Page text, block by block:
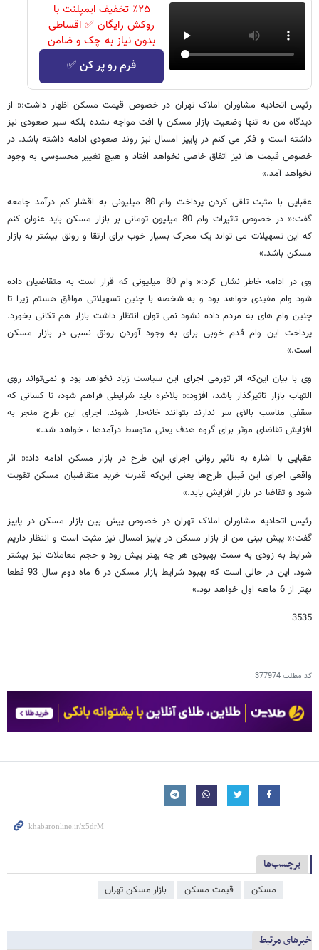
٪۲۵ تخفیف ایمپلنت با
روکش رایگان ✅ اقساطی
بدون نیاز به چک و ضامن
فرم رو پر کن ✅
رئیس اتحادیه مشاوران املاک تهران در خصوص قیمت مسکن اظهار داشت:« از
دیدگاه من نه تنها وضعیت بازار مسکن با افت مواجه نشده بلکه سیر صعودی نیز
داشته است و فکر می کنم در پاییز امسال نیز روند صعودی ادامه داشته باشد. در
خصوص قیمت ها نیز اتفاق خاصی نخواهد افتاد و هیچ تغییر محسوسی به وجود
نخواهد آمد.»
عقبایی با مثبت تلقی کردن پرداخت وام 80 میلیونی به اقشار کم درآمد جامعه
گفت:« در خصوص تاثیرات وام 80 میلیون تومانی بر بازار مسکن باید عنوان کنم
که این تسهیلات می تواند یک محرک بسیار خوب برای ارتقا و رونق بیشتر به بازار
مسکن باشد.»
وی در ادامه خاطر نشان کرد:« وام 80 میلیونی که قرار است به متقاضیان داده
شود وام مفیدی خواهد بود و به شخصه با چنین تسهیلاتی موافق هستم زیرا تا
چنین وام های به مردم داده نشود نمی توان انتظار داشت بازار هم تکانی بخورد.
پرداخت این وام قدم خوبی برای به وجود آوردن رونق نسبی در بازار مسکن
است.»
وی با بیان این‌که اثر تورمی اجرای این سیاست زیاد نخواهد بود و نمی‌تواند روی
التهاب بازار تاثیر‌گذار باشد، افزود:« بلاخره باید شرایطی فراهم شود، تا کسانی که
سقفی مناسب بالای سر ندارند بتوانند خانه‌دار شوند. اجرای این طرح منجر به
افزایش تقاضای موثر برای گروه‌ هدف یعنی متوسط درآمد‌ها ، خواهد شد.»
عقبایی با اشاره به تاثیر روانی اجرای این طرح در بازار مسکن ادامه داد:« اثر
واقعی اجرای این قبیل طرح‌ها یعنی این‌که قدرت خرید متقاضیان مسکن تقویت
شود و تقاضا در بازار افزایش یابد.»
رئیس اتحادیه مشاوران املاک تهران در خصوص پیش بین بازار مسکن در پاییز
گفت:« پیش بینی من از بازار مسکن در پاییز امسال نیز مثبت است و انتظار داریم
شرایط به زودی به سمت بهبودی هر چه بهتر پیش رود و حجم معاملات نیز بیشتر
شود. این در حالی است که بهبود شرایط بازار مسکن در 6 ماه دوم سال 93 قطعا
بهتر از 6 ماهه اول خواهد بود.»
3535
کد مطلب377974
برچسب‌ها
مسکن قیمت مسکن بازار مسکن تهران
خبرهای مرتبط